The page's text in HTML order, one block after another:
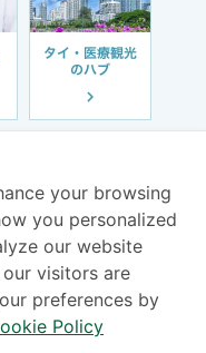
語対応）
your browsing
you personalized
our website
visitors are
preferences by
Policy